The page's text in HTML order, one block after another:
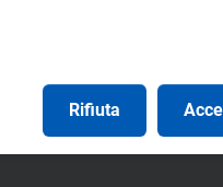
Rifiuta